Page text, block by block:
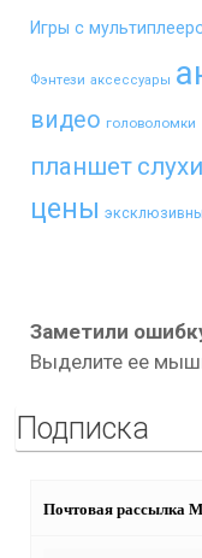
Игры с
Фэнтези аксессуары
видео головоломки
планшет слухи
цены
Заметили
Выделите ее
Подписка
Почтовая рассылка